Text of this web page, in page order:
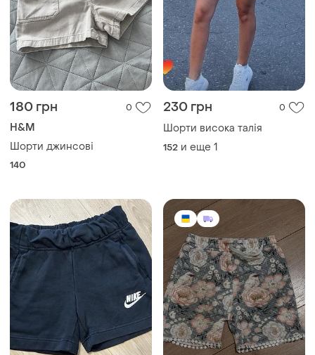
180 грн 0
H&M
Шорти джинсові
140
230 грн 0
Шорти висока талія
152 и еще 1